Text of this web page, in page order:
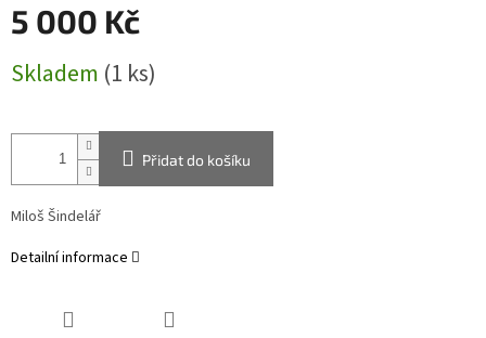
5 000 Kč
cena:
Skladem (1 ks)
Přidat do košíku
Miloš Šindelář
Detailní informace